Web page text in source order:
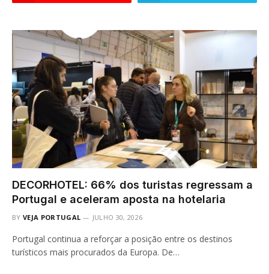
DECORHOTEL: 66% dos turistas regressam a
Portugal e aceleram aposta na hotelaria
BY VEJA PORTUGAL JULHO 30, 2026
Portugal continua a reforçar a posição entre os destinos
turísticos mais procurados da Europa. De…